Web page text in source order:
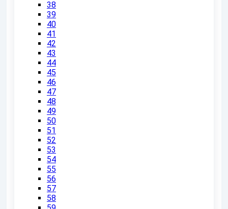
38
39
40
41
42
43
44
45
46
47
48
49
50
51
52
53
54
55
56
57
58